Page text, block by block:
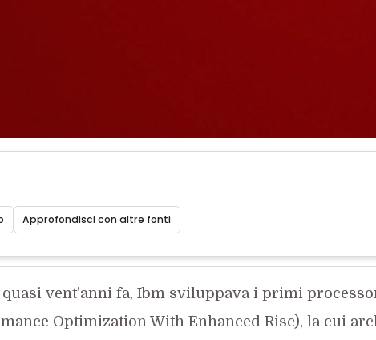
Approfondisci con altre fonti
quasi vent’anni fa, Ibm sviluppava i primi
Optimization With Enhanced Risc), la cui